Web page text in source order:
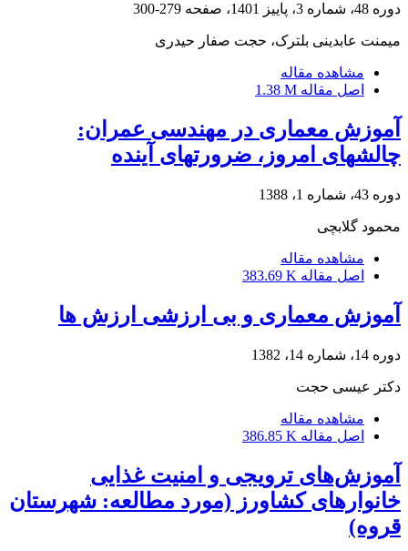
دوره 48، شماره 3، پاییز 1401، صفحه 279-300
میمنت عابدینی بلترک، حجت صفار حیدری
مشاهده مقاله
اصل مقاله 1.38 M
آموزش معماری در مهندسی عمران:
چالش‎های امروز، ضرورت‎های آینده
دوره 43، شماره 1، 1388
محمود گلابچی
مشاهده مقاله
اصل مقاله 383.69 K
آموزش معماری و بی ارزشی ارزش ها
دوره 14، شماره 14، 1382
دکتر عیسی حجت
مشاهده مقاله
اصل مقاله 386.85 K
آموزش‌های ترویجی و امنیت غذایی
خانوارهای کشاورز (مورد مطالعه: شهرستان
قروه)